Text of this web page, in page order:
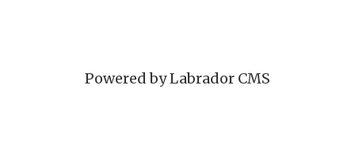
Powered by Labrador CMS